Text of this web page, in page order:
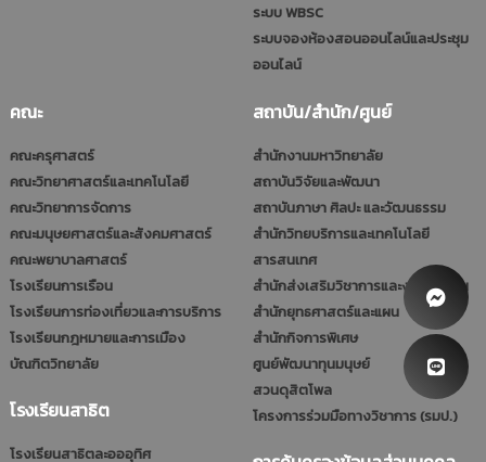
ระบบ WBSC
ระบบจองห้องสอนออนไลน์และประชุม
ออนไลน์
คณะ
คณะครุศาสตร์
คณะวิทยาศาสตร์และเทคโนโลยี
คณะวิทยาการจัดการ
คณะมนุษยศาสตร์และสังคมศาสตร์
คณะพยาบาลศาสตร์
โรงเรียนการเรือน
โรงเรียนการท่องเที่ยวและการบริการ
โรงเรียนกฎหมายและการเมือง
บัณฑิตวิทยาลัย
โรงเรียนสาธิต
โรงเรียนสาธิตละอออุทิศ
สถาบัน/สำนัก/ศูนย์
สำนักงานมหาวิทยาลัย
สถาบันวิจัยและพัฒนา
สถาบันภาษา ศิลปะ และวัฒนธรรม
สำนักวิทยบริการและเทคโนโลยี
สารสนเทศ
สำนักส่งเสริมวิชาการและงานทะเบียน
สำนักยุทธศาสตร์และแผน
สำนักกิจการพิเศษ
ศูนย์พัฒนาทุนมนุษย์
สวนดุสิตโพล
โครงการร่วมมือทางวิชาการ (รมป.)